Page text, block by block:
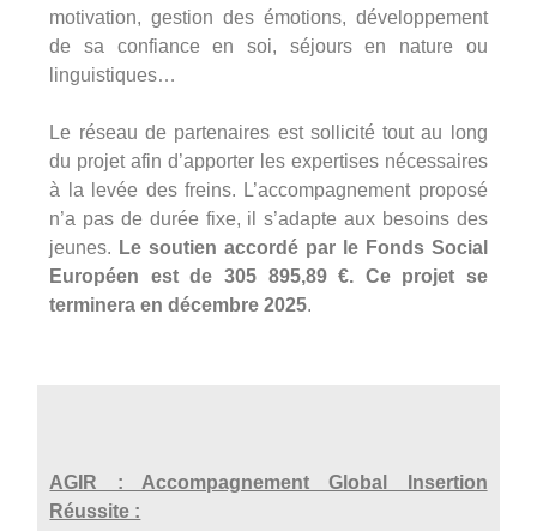
motivation, gestion des émotions, développement
de sa confiance en soi, séjours en nature ou
linguistiques…
Le réseau de partenaires est sollicité tout au long
du projet afin d’apporter les expertises nécessaires
à la levée des freins. L’accompagnement proposé
n’a pas de durée fixe, il s’adapte aux besoins des
jeunes. Le soutien accordé par le Fonds Social
Européen est de 305 895,89 €. Ce projet se
terminera en décembre 2025.
AGIR : Accompagnement Global Insertion
Réussite :